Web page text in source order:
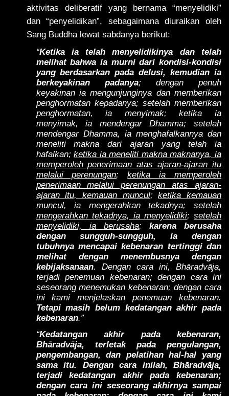
aktivitas deliberatif yang bernama “menyelidiki”
dan “penyelidikan”, sebagaimana diuraikan oleh
Sang Buddha lewat sabdanya berikut:
“Ketika ia telah menyelidikinya dan telah
melihat bahwa ia murni dari kondisi-kondisi
yang berdasarkan pada delusi, kemudian ia
berkeyakinan padanya; dengan penuh
keyakinan ia mengunjunginya dan memberikan
penghormatan kepadanya; setelah memberikan
penghormatan, ia menyimak; ketika ia
menyimak, ia mendengar Dhamma; setelah
mendengar Dhamma, ia menghafalkannya dan
meneliti makna dari ajaran yang telah ia
hafalkan;ketika ia meneliti makna maknanya, ia
memperoleh penerimaan atas ajaran-ajaran itu
melalui perenungan;ketika ia memperoleh
penerimaan melalui perenungan atas ajaran-
ajaran itu, kemauan muncul;ketika kemauan
muncul, ia mengerahkan tekadnya;setelah
mengerahkan tekadnya, ia menyelidiki;setelah
menyelidiki, ia berusaha; karena berusaha
dengan sungguh-sungguh, ia dengan
tubuhnya mencapai kebenaran tertinggi dan
melihat dengan menembusnya dengan
kebijaksanaan. Dengan cara ini, Bhāradvāja,
terjadi penemuan kebenaran; dengan cara ini
seseorang menemukan kebenaran; dengan cara
ini kami menjelaskan penemuan kebenaran.
Tetapi masih belum kedatangan akhir pada
kebenaran.”
“Kedatangan akhir pada kebenaran,
Bhāradvāja, terletak pada pengulangan,
pengembangan, dan pelatihan hal-hal yang
sama itu. Dengan cara inilah, Bhāradvāja,
terjadi kedatangan akhir pada kebenaran;
dengan cara ini seseorang akhirnya sampai